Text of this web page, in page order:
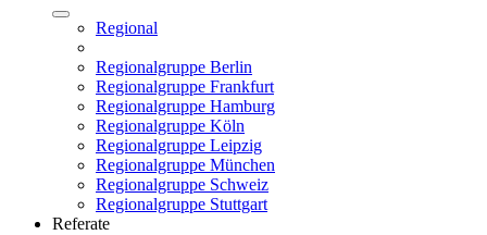
Regional
Regionalgruppe Berlin
Regionalgruppe Frankfurt
Regionalgruppe Hamburg
Regionalgruppe Köln
Regionalgruppe Leipzig
Regionalgruppe München
Regionalgruppe Schweiz
Regionalgruppe Stuttgart
Referate